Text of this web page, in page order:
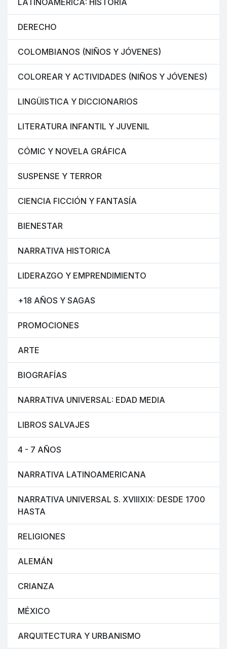
LATINOAMÉRICA: HISTORIA
DERECHO
COLOMBIANOS (NIÑOS Y JÓVENES)
COLOREAR Y ACTIVIDADES (NIÑOS Y JÓVENES)
LINGÜISTICA Y DICCIONARIOS
LITERATURA INFANTIL Y JUVENIL
CÓMIC Y NOVELA GRÁFICA
SUSPENSE Y TERROR
CIENCIA FICCIÓN Y FANTASÍA
BIENESTAR
NARRATIVA HISTORICA
LIDERAZGO Y EMPRENDIMIENTO
+18 AÑOS Y SAGAS
PROMOCIONES
ARTE
BIOGRAFÍAS
NARRATIVA UNIVERSAL: EDAD MEDIA
LIBROS SALVAJES
4 - 7 AÑOS
NARRATIVA LATINOAMERICANA
NARRATIVA UNIVERSAL S. XVIIIXIX: DESDE 1700
HASTA
RELIGIONES
ALEMÁN
CRIANZA
MÉXICO
ARQUITECTURA Y URBANISMO